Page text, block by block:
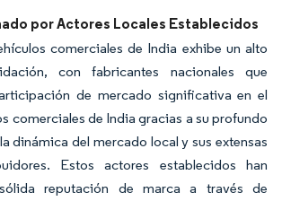
por Actores Locales Establecidos
comerciales de India exhibe un alto
con fabricantes nacionales que
de mercado significativa en el
comerciales de India gracias a su profundo
dinámica del mercado local y sus extensas
Estos actores establecidos han
reputación de marca a través de